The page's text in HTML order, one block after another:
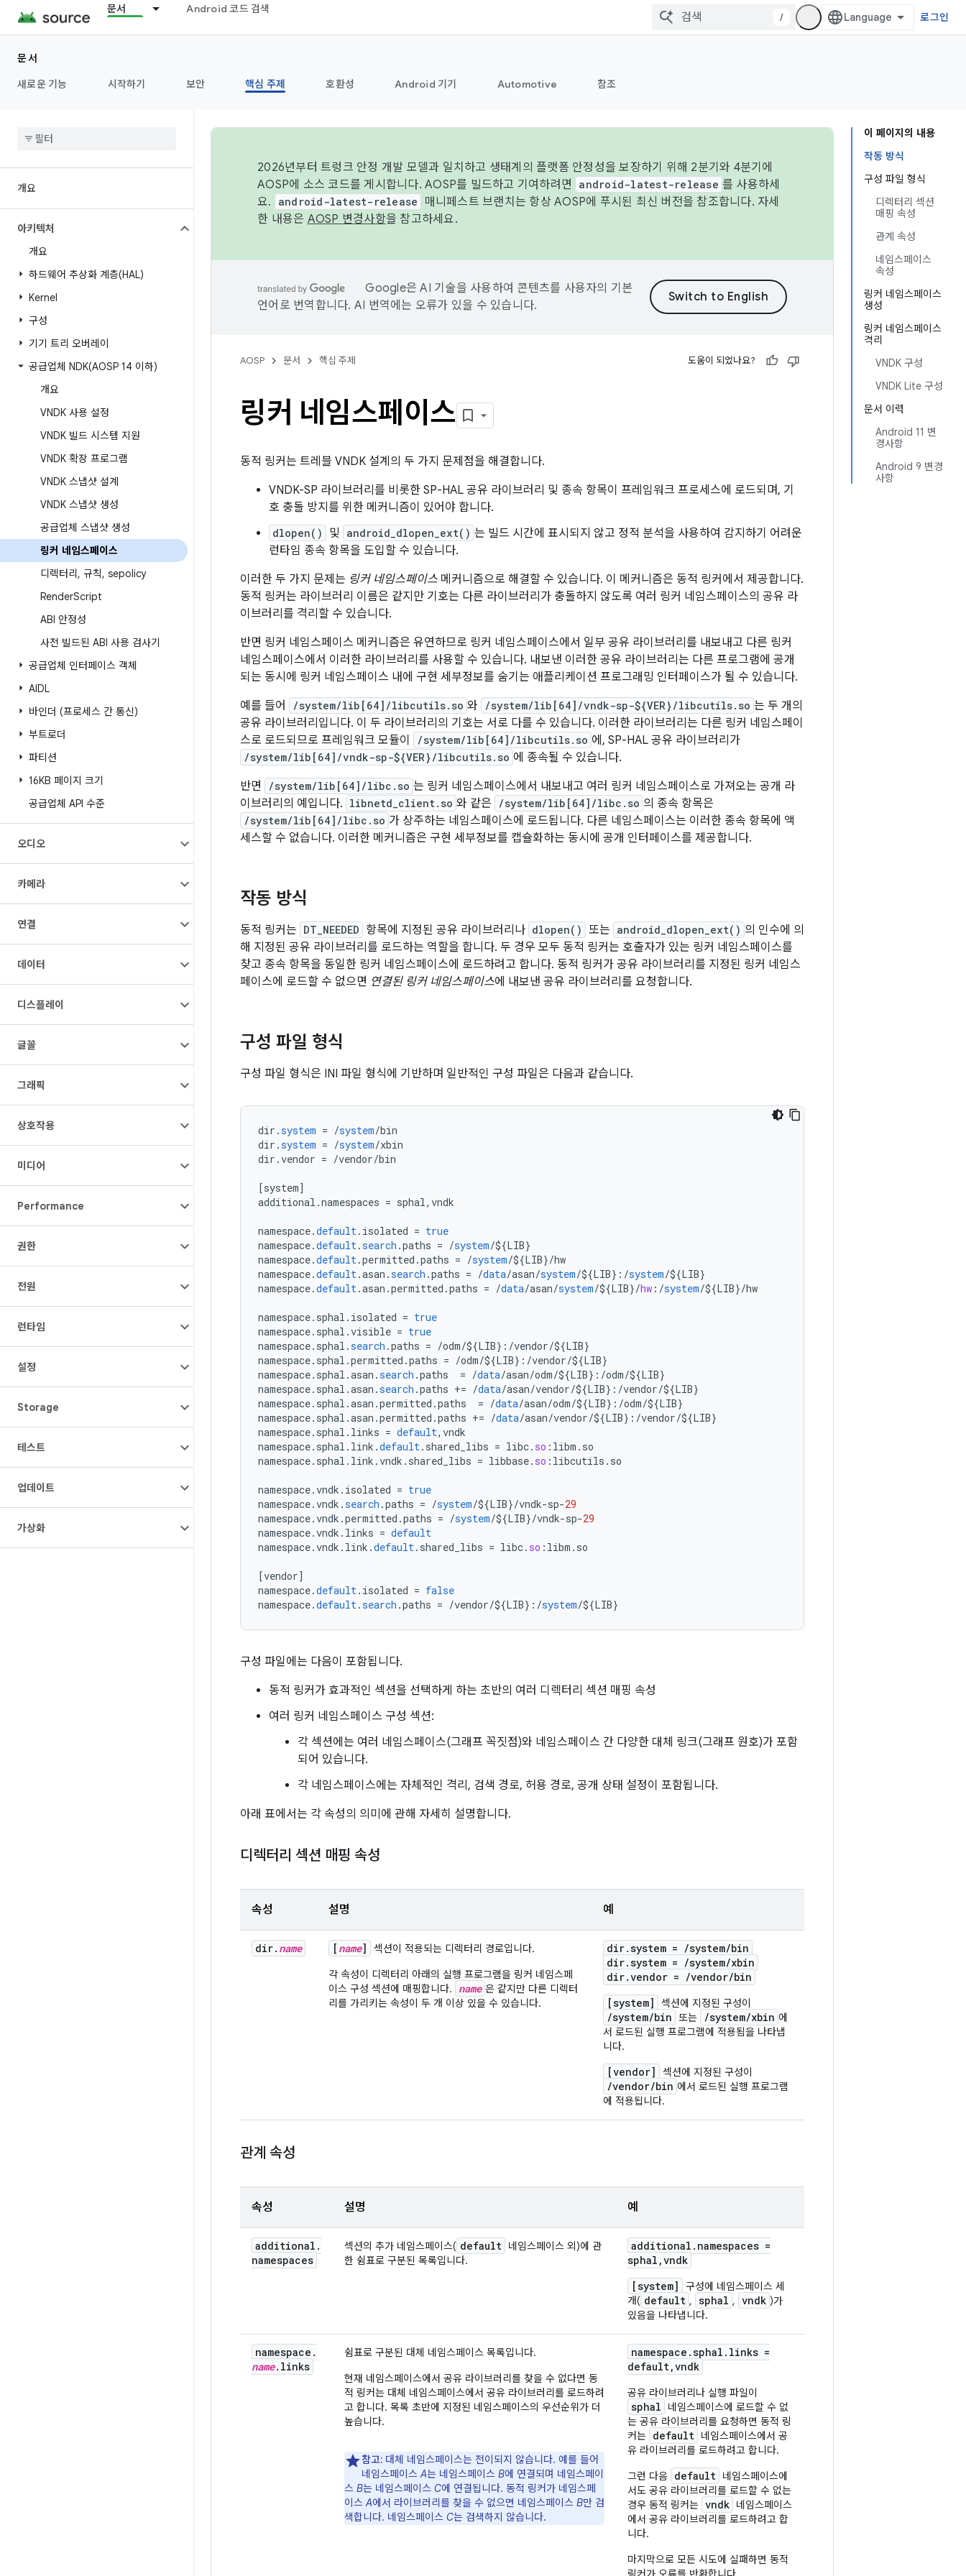
문서 Android 코드 검색
/ 로그인
문서
새로운 기능
시작하기 보안 핵심 주제 호환성 Android 기기 Automotive 참조
개요
아키텍처
개요
하드웨어 추상화 계층(HAL)
Kernel
구성
기기 트리 오버레이
공급업체 NDK(AOSP 14 이하)
개요
VNDK 사용 설정
VNDK 빌드 시스템 지원
VNDK 확장 프로그램
VNDK 스냅샷 설계
VNDK 스냅샷 생성
공급업체 스냅샷 생성
링커 네임스페이스
디렉터리, 규칙, sepolicy
RenderScript
ABI 안정성
사전 빌드된 ABI 사용 검사기
공급업체 인터페이스 객체
AIDL
바인더 (프로세스 간 통신)
부트로더
파티션
16KB 페이지 크기
공급업체 API 수준
오디오
카메라
연결
데이터
디스플레이
글꼴
그래픽
상호작용
미디어
Performance
권한
전원
런타임
설정
Storage
테스트
업데이트
가상화
이 페이지의 내용
작동 방식
구성 파일 형식
디렉터리 섹션
매핑 속성
관계 속성
네임스페이스
속성
링커 네임스페이스
생성
링커 네임스페이스
격리
VNDK 구성
VNDK Lite 구성
문서 이력
Android 11 변
경사항
Android 9 변경
사항
2026년부터 트렁크 안정 개발 모델과 일치하고 생태계의 플랫폼 안정성을 보장하기 위해 2분기와 4분기에
AOSP에 소스 코드를 게시합니다. AOSP를 빌드하고 기여하려면
android-latest-release 를 사용하세
요.
android-latest-release
매니페스트 브랜치는 항상 AOSP에 푸시된 최신 버전을 참조합니다. 자세
한 내용은 AOSP 변경사항을 참고하세요.
Google은 AI 기술을 사용하여 콘텐츠를 사용자의 기본
언어로 번역합니다. AI 번역에는 오류가 있을 수 있습니다.
AOSP 문서 핵심 주제 도움이 되었나요?
링커 네임스페이스
동적 링커는 트레블 VNDK 설계의 두 가지 문제점을 해결합니다.
VNDK-SP 라이브러리를 비롯한 SP-HAL 공유 라이브러리 및 종속 항목이 프레임워크 프로세스에 로드되며, 기
호 충돌 방지를 위한 메커니즘이 있어야 합니다.
dlopen() 및 android_dlopen_ext() 는 빌드 시간에 표시되지 않고 정적 분석을 사용하여 감지하기 어려운
런타임 종속 항목을 도입할 수 있습니다.
이러한 두 가지 문제는 링커 네임스페이스 메커니즘으로 해결할 수 있습니다. 이 메커니즘은 동적 링커에서 제공합니다.
동적 링커는 라이브러리 이름은 같지만 기호는 다른 라이브러리가 충돌하지 않도록 여러 링커 네임스페이스의 공유 라
이브러리를 격리할 수 있습니다.
반면 링커 네임스페이스 메커니즘은 유연하므로 링커 네임스페이스에서 일부 공유 라이브러리를 내보내고 다른 링커
네임스페이스에서 이러한 라이브러리를 사용할 수 있습니다. 내보낸 이러한 공유 라이브러리는 다른 프로그램에 공개
되는 동시에 링커 네임스페이스 내에 구현 세부정보를 숨기는 애플리케이션 프로그래밍 인터페이스가 될 수 있습니다.
예를 들어
/system/lib[64]/libcutils.so 와 /system/lib[64]/vndk-sp-${VER}/libcutils.so 는 두 개의
공유 라이브러리입니다. 이 두 라이브러리의 기호는 서로 다를 수 있습니다. 이러한 라이브러리는 다른 링커 네임스페이
스로 로드되므로 프레임워크 모듈이
/system/lib[64]/libcutils.so 에, SP-HAL 공유 라이브러리가
/system/lib[64]/vndk-sp-${VER}/libcutils.so 에 종속될 수 있습니다.
반면
/system/lib[64]/libc.so 는 링커 네임스페이스에서 내보내고 여러 링커 네임스페이스로 가져오는 공개 라
이브러리의 예입니다. libnetd_client.so 와 같은 /system/lib[64]/libc.so 의 종속 항목은
/system/lib[64]/libc.so 가 상주하는 네임스페이스에 로드됩니다. 다른 네임스페이스는 이러한 종속 항목에 액
세스할 수 없습니다. 이러한 메커니즘은 구현 세부정보를 캡슐화하는 동시에 공개 인터페이스를 제공합니다.
작동 방식
동적 링커는 DT_NEEDED 항목에 지정된 공유 라이브러리나 dlopen() 또는 android_dlopen_ext() 의 인수에 의
해 지정된 공유 라이브러리를 로드하는 역할을 합니다. 두 경우 모두 동적 링커는 호출자가 있는 링커 네임스페이스를
찾고 종속 항목을 동일한 링커 네임스페이스에 로드하려고 합니다. 동적 링커가 공유 라이브러리를 지정된 링커 네임스
페이스에 로드할 수 없으면 연결된 링커 네임스페이스에 내보낸 공유 라이브러리를 요청합니다.
구성 파일 형식
구성 파일 형식은 INI 파일 형식에 기반하며 일반적인 구성 파일은 다음과 같습니다.
dir .system = /system/bin
dir .system = /system/xbin
dir .vendor = /vendor/bin
[system]
additional .namespaces = sphal, vndk
namespace.default. isolated = true
namespace.default.search .paths = /system/${LIB}
namespace.default.permitted .paths = /system/${LIB}/hw
namespace.default.asan .search .paths = /data/asan/system/${LIB}: /system/${LIB}
namespace.default.asan .permitted .paths = /data/asan/system/${LIB}/hw : /system/${LIB}/hw
namespace. sphal . isolated = true
namespace. sphal .visible = true
namespace. sphal .search .paths = /odm/${LIB}: /vendor/${LIB}
namespace. sphal .permitted .paths = /odm/${LIB}: /vendor/${LIB}
namespace. sphal .asan .search .paths = /data/asan/odm/${LIB}: /odm/${LIB}
namespace. sphal .asan .search .paths += /data/asan/vendor/${LIB}: /vendor/${LIB}
namespace. sphal .asan .permitted .paths = /data/asan/odm/${LIB}: /odm/${LIB}
namespace. sphal .asan .permitted .paths += /data/asan/vendor/${LIB}: /vendor/${LIB}
namespace. sphal . links = default, vndk
namespace. sphal . link .default. shared_libs = libc. so : libm . so
namespace. sphal . link .vndk . shared_libs = libbase. so : libcutils . so
namespace.vndk . isolated = true
namespace.vndk .search .paths = /system/${LIB}/vndk-sp-29
namespace.vndk .permitted .paths = /system/${LIB}/vndk-sp-29
namespace.vndk . links = default
namespace.vndk . link .default. shared_libs = libc. so : libm . so
[vendor]
namespace.default. isolated = false
namespace.default.search .paths = /vendor/${LIB}: /system/${LIB}
구성 파일에는 다음이 포함됩니다.
동적 링커가 효과적인 섹션을 선택하게 하는 초반의 여러 디렉터리 섹션 매핑 속성
여러 링커 네임스페이스 구성 섹션:
각 섹션에는 여러 네임스페이스(그래프 꼭짓점)와 네임스페이스 간 다양한 대체 링크(그래프 원호)가 포함
되어 있습니다.
각 네임스페이스에는 자체적인 격리, 검색 경로, 허용 경로, 공개 상태 설정이 포함됩니다.
아래 표에서는 각 속성의 의미에 관해 자세히 설명합니다.
디렉터리 섹션 매핑 속성
속성 설명 예
dir. name [ name]
섹션이 적용되는 디렉터리 경로입니다.
각 속성이 디렉터리 아래의 실행 프로그램을 링커 네임스페
이스 구성 섹션에 매핑합니다.
name 은 같지만 다른 디렉터
리를 가리키는 속성이 두 개 이상 있을 수 있습니다.
dir.system = /system/bin
dir.system = /system/xbin
dir.vendor = /vendor/bin
[system]
섹션에 지정된 구성이
/system/bin 또는 /system/xbin 에
서 로드된 실행 프로그램에 적용됨을 나타냅
니다.
[vendor] 섹션에 지정된 구성이
/vendor/bin 에서 로드된 실행 프로그램
에 적용됩니다.
관계 속성
속성 설명 예
additional .
namespaces
섹션의 추가 네임스페이스( default 네임스페이스 외)에 관
한 쉼표로 구분된 목록입니다.
additional. namespaces =
sphal,vndk
[system]
구성에 네임스페이스 세
개( default , sphal , vndk )가
있음을 나타냅니다.
namespace .
name. links
쉼표로 구분된 대체 네임스페이스 목록입니다.
현재 네임스페이스에서 공유 라이브러리를 찾을 수 없다면 동
적 링커는 대체 네임스페이스에서 공유 라이브러리를 로드하려
고 합니다. 목록 초반에 지정된 네임스페이스의 우선순위가 더
높습니다.
참고: 대체 네임스페이스는 전이되지 않습니다. 예를 들어
네임스페이스A는 네임스페이스 B에 연결되며 네임스페이
스 B는 네임스페이스 C에 연결됩니다. 동적 링커가 네임스페
이스A에서 라이브러리를 찾을 수 없으면 네임스페이스 B만 검
색합니다. 네임스페이스 C는 검색하지 않습니다.
namespace.sphal. links =
default,vndk
공유 라이브러리나 실행 파일이
sphal
네임스페이스에 로드할 수 없
는 공유 라이브러리를 요청하면 동적 링
커는 default 네임스페이스에서 공
유 라이브러리를 로드하려고 합니다.
그런 다음 default 네임스페이스에
서도 공유 라이브러리를 로드할 수 없는
경우 동적 링커는 vndk 네임스페이스
에서 공유 라이브러리를 로드하려고 합
니다.
마지막으로 모든 시도에 실패하면 동적